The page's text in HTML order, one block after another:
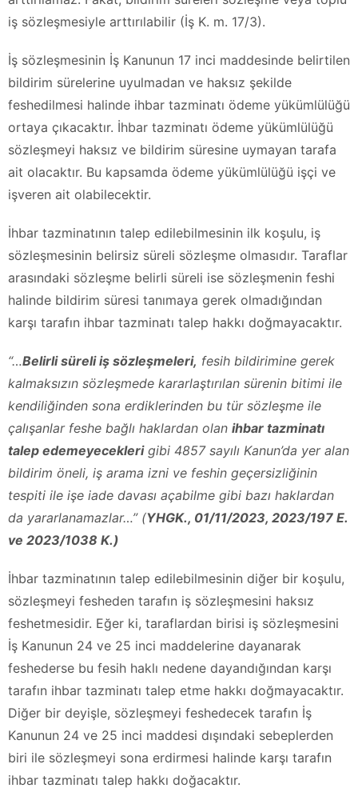
iş sözleşmesiyle arttırılabilir (İş K. m. 17/3).
İş sözleşmesinin İş Kanunun 17 inci maddesinde belirtilen
bildirim sürelerine uyulmadan ve haksız şekilde
feshedilmesi halinde ihbar tazminatı ödeme yükümlülüğü
ortaya çıkacaktır. İhbar tazminatı ödeme yükümlülüğü
sözleşmeyi haksız ve bildirim süresine uymayan tarafa
ait olacaktır. Bu kapsamda ödeme yükümlülüğü işçi ve
işveren ait olabilecektir.
İhbar tazminatının talep edilebilmesinin ilk koşulu, iş
sözleşmesinin belirsiz süreli sözleşme olmasıdır. Taraflar
arasındaki sözleşme belirli süreli ise sözleşmenin feshi
halinde bildirim süresi tanımaya gerek olmadığından
karşı tarafın ihbar tazminatı talep hakkı doğmayacaktır.
“…Belirli süreli iş sözleşmeleri, fesih bildirimine gerek
kalmaksızın sözleşmede kararlaştırılan sürenin bitimi ile
kendiliğinden sona erdiklerinden bu tür sözleşme ile
çalışanlar feshe bağlı haklardan olan ihbar tazminatı
talep edemeyeceklerigibi 4857 sayılı Kanun’da yer alan
bildirim öneli, iş arama izni ve feshin geçersizliğinin
tespiti ile işe iade davası açabilme gibi bazı haklardan
da yararlanamazlar…” (YHGK., 01/11/2023, 2023/197 E.
ve 2023/1038 K.)
İhbar tazminatının talep edilebilmesinin diğer bir koşulu,
sözleşmeyi fesheden tarafın iş sözleşmesini haksız
feshetmesidir. Eğer ki, taraflardan birisi iş sözleşmesini
İş Kanunun 24 ve 25 inci maddelerine dayanarak
feshederse bu fesih haklı nedene dayandığından karşı
tarafın ihbar tazminatı talep etme hakkı doğmayacaktır.
Diğer bir deyişle, sözleşmeyi feshedecek tarafın İş
Kanunun 24 ve 25 inci maddesi dışındaki sebeplerden
biri ile sözleşmeyi sona erdirmesi halinde karşı tarafın
ihbar tazminatı talep hakkı doğacaktır.